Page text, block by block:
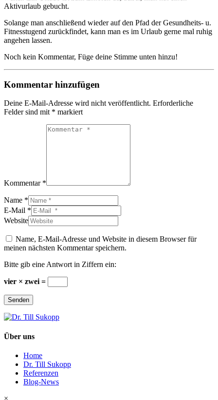
Aktivurlaub gebucht.
Solange man anschließend wieder auf den Pfad der Gesundheits- u.
Fitnesstugend zurückfindet, kann man es im Urlaub gerne mal ruhig
angehen lassen.
Noch kein Kommentar, Füge deine Stimme unten hinzu!
Kommentar hinzufügen
Deine E-Mail-Adresse wird nicht veröffentlicht. Erforderliche
Felder sind mit * markiert
Kommentar *
Name *
E-Mail *
Website
Name, E-Mail-Adresse und Website in diesem Browser für
meinen nächsten Kommentar speichern.
Bitte gib eine Antwort in Ziffern ein:
vier × zwei =
Senden
Über uns
Home
Dr. Till Sukopp
Referenzen
Blog-News
×